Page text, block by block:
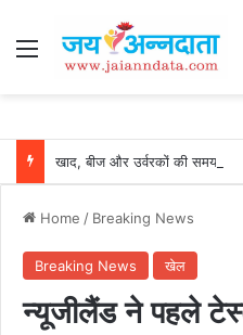
Menu
Home / Breaking News
Breaking News खेल
न्यूजीलैंड ने पहले